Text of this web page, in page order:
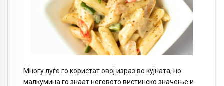
Многу луѓе го користат овој израз во кујната, но
малкумина го знаат неговото вистинско значење и